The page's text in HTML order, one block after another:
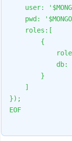
user:
pwd:
    roles:[
        {
db:
        }
    ]
});
EOF